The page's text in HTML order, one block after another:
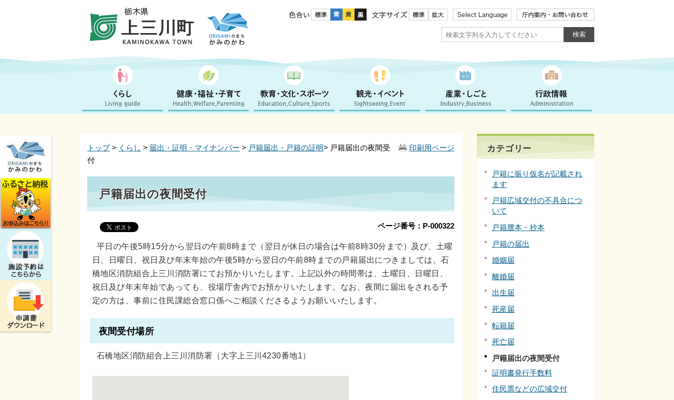
色合い 文字サイズ
印刷用ページ
トップ> くらし > 届出・証明・マイナンバー > 戸籍届出・戸籍の証明> 戸籍届出の夜間受
付
戸籍届出の夜間受付
ページ番号：P-000322
平日の午後5時15分から翌日の午前8時まで（翌日が休日の場合は午前8時30分まで）及び、土曜
日、日曜日、祝日及び年末年始の午後5時から翌日の午前8時までの戸籍届出につきましては、石
橋地区消防組合上三川消防署にてお預かりいたします。上記以外の時間帯は、土曜日、日曜日、
祝日及び年末年始であっても、役場庁舎内でお預かりいたします。なお、夜間に届出をされる予
定の方は、事前に住民課総合窓口係へご相談くださるようお願いいたします。
夜間受付場所
石橋地区消防組合上三川消防署（大字上三川4230番地1）
カテゴリー
戸籍に振り仮名が記載され
ます
戸籍広域交付の不具合につ
いて
戸籍謄本・抄本
戸籍の届出
婚姻届
離婚届
出生届
死産届
転籍届
死亡届
戸籍届出の夜間受付
証明書発行手数料
住民票などの広域交付